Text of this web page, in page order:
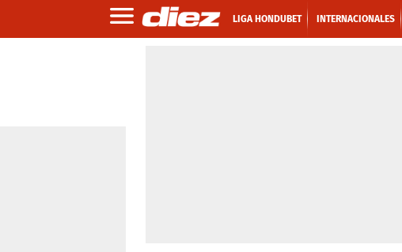
LIGA HONDUBET INTERNACIONALES